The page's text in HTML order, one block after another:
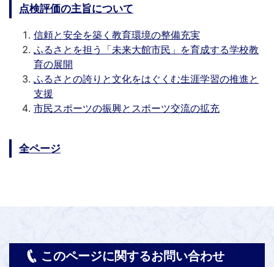
点検評価の主旨について
信頼と安全を築く教育環境の整備充実
ふるさとを担う「未来大館市民」を育成する学校教
育の展開
ふるさとの誇りと文化をはぐくむ生涯学習の推進と
支援
市民スポーツの振興とスポーツ交流の拡充
全ページ
このページに関するお問い合わせ